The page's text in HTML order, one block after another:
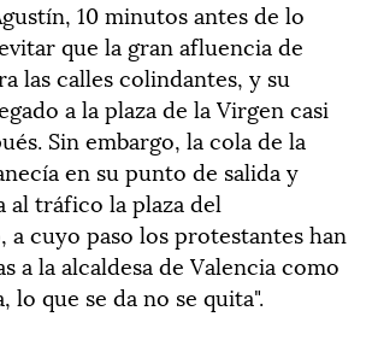
10 minutos antes de lo
que la gran afluencia de
las calles colindantes, y su
a la plaza de la Virgen casi
Sin embargo, la cola de la
en su punto de salida y
al tráfico la plaza del
a cuyo paso los protestantes han
a la alcaldesa de Valencia como
lo que se da no se quita".